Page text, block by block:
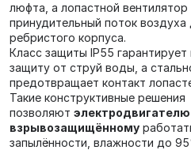
люфта, а лопастной
принудительный поток
ребристого корпуса.
Класс защиты IP55
защиту от струй воды, а
предотвращает контакт
Такие конструктивные решения
позволяют электродвигателю
взрывозащищённому
запылённости, влажности до